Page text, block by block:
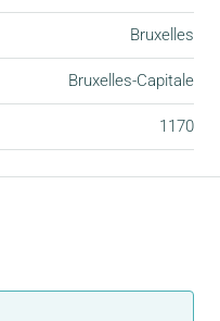
Bruxelles
Bruxelles-Capitale
1170